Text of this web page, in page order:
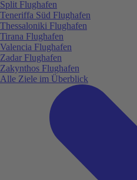
Split Flughafen
Teneriffa Süd Flughafen
Thessaloniki Flughafen
Tirana Flughafen
Valencia Flughafen
Zadar Flughafen
Zakynthos Flughafen
Alle Ziele im Überblick